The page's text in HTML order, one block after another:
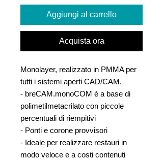
Aggiungi al carrello
Acquista ora
Monolayer, realizzato in PMMA per
tutti i sistemi aperti CAD/CAM.
- breCAM.monoCOM è a base di
polimetilmetacrilato con piccole
percentuali di riempitivi
- Ponti e corone provvisori
- Ideale per realizzare restauri in
modo veloce e a costi contenuti